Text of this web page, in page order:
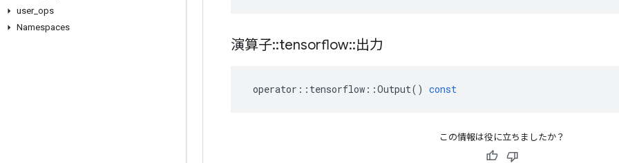
user_ ops
Namespaces
演算子::tensorflow::出力
operator :: tensorflow ::Output() const
この情報は役に立ちましたか？